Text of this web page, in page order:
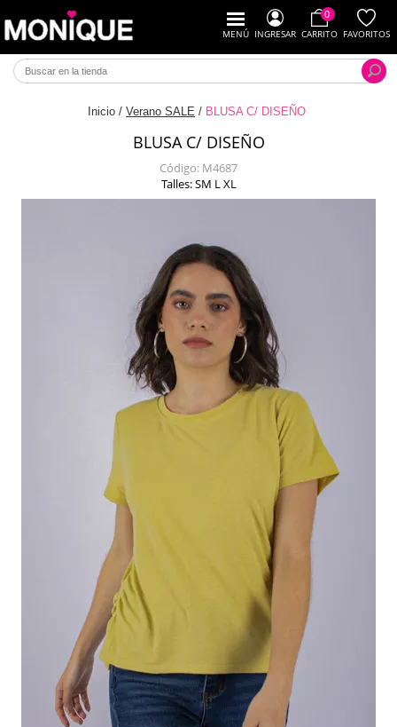
MENÚ INGRESAR
0
CARRITO FAVORITOS
Inicio / Verano SALE / BLUSA C/ DISEÑO
BLUSA C/ DISEÑO
Código: M4687
Talles: SM L XL